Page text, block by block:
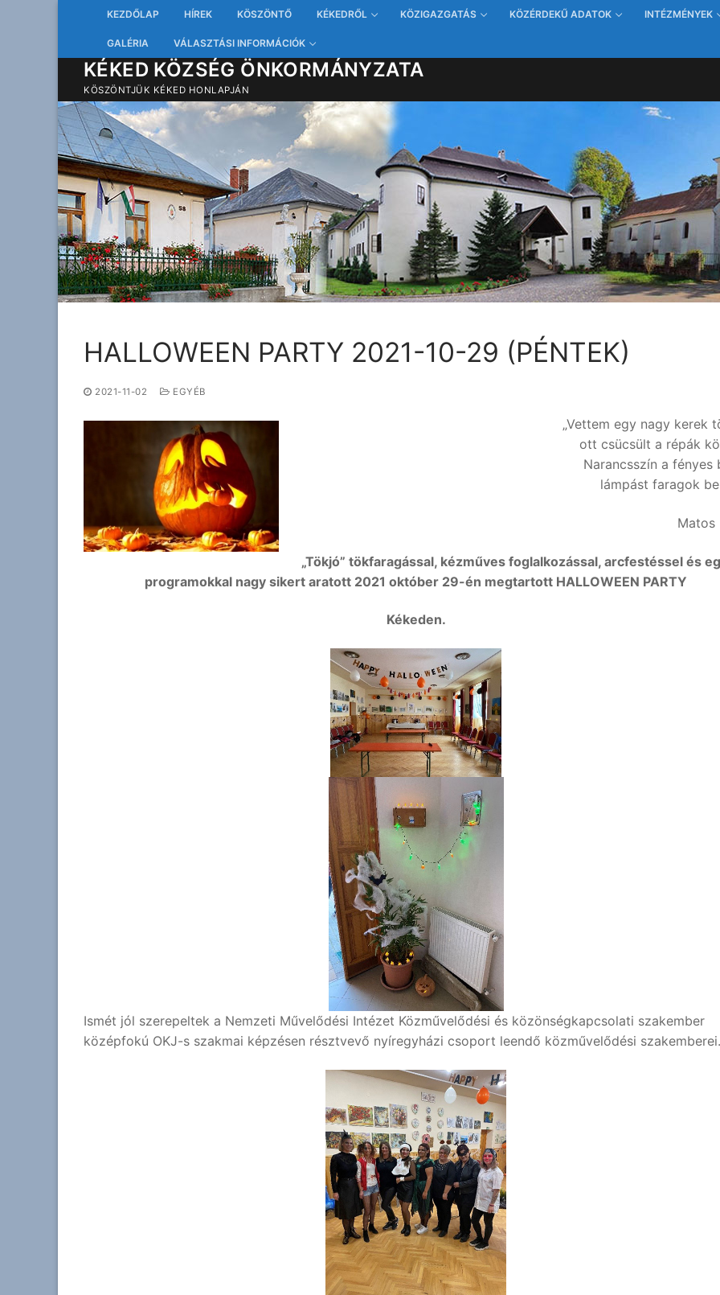
tartalomra
KEZDŐLAP HÍREK KÖSZÖNTŐ KÉKEDRŐL KÖZIGAZGATÁS KÖZÉRDEKŰ ADATOK INTÉZMÉNYEK
GALÉRIA VÁLASZTÁSI INFORMÁCIÓK
KÉKED KÖZSÉG ÖNKORMÁNYZATA
KÖSZÖNTJÜK KÉKED HONLAPJÁN
HALLOWEEN PARTY 2021-10-29 (PÉNTEK)
2021-11-02 EGYÉB
„Vettem egy nagy kerek
ott csücsült a répák
Narancsszín a fényes
lámpást faragok
Matos
„Tökjó” tökfaragással, kézműves foglalkozással, arcfestéssel és
programokkal nagy sikert aratott 2021 október 29-én megtartott HALLOWEEN PARTY
Kékeden.
Ismét jól szerepeltek a Nemzeti Művelődési Intézet Közművelődési és közönségkapcsolati szakember
középfokú OKJ-s szakmai képzésen résztvevő nyíregyházi csoport leendő közművelődési szakemberei.